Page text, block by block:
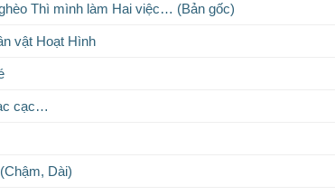
Thì mình làm Hai việc… (Bản gốc)
vật Hoạt Hình
cạc…
Dài)